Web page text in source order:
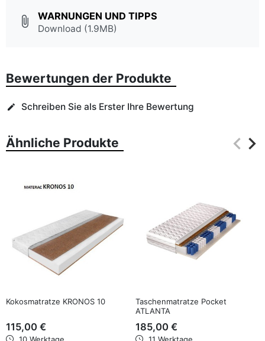
attach_file WARNUNGEN UND TIPPS
Download (1.9MB)
Bewertungen der Produkte
edit Schreiben Sie als Erster Ihre Bewertung
Ähnliche Produkte keyboard_arrow_left
keyboard_arrow_right
Kokosmatratze KRONOS 10
115,00 €
10 Werktage
Taschenmatratze Pocket
ATLANTA
185,00 €
11 Werktage